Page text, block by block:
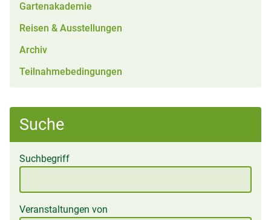
Gartenakademie
Reisen & Ausstellungen
Archiv
Teilnahmebedingungen
Suche
Suchbegriff
Veranstaltungen von